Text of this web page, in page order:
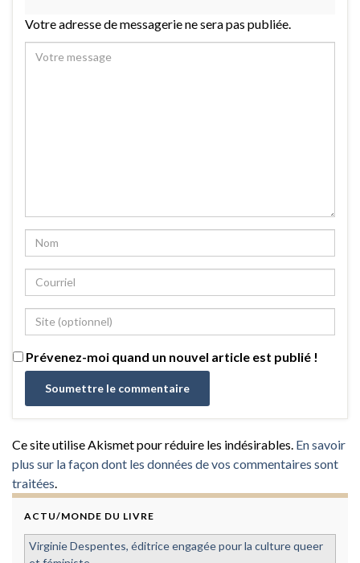
Votre adresse de messagerie ne sera pas publiée.
Prévenez-moi quand un nouvel article est publié !
Ce site utilise Akismet pour réduire les indésirables. En savoir
plus sur la façon dont les données de vos commentaires sont
traitées
ACTU/MONDE DU LIVRE
Virginie Despentes, éditrice engagée pour la culture queer